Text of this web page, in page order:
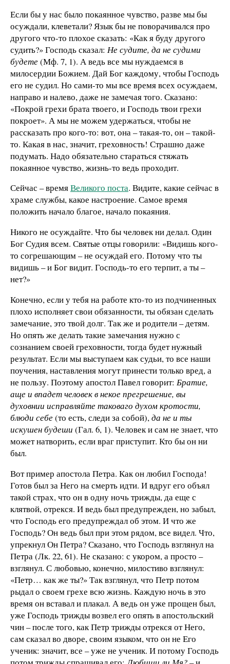
Если бы у нас было покаянное чувство, разве мы бы
осуждали, клеветали? Язык бы не поворачивался про
другого что-то плохое сказать: «Как я буду другого
судить?» Господь сказал: Не судите, да не судими
будете(Мф. 7, 1). А ведь все мы нуждаемся в
милосердии Божием. Дай Бог каждому, чтобы Господь
его не судил. Но сами-то мы все время всех осуждаем,
направо и налево, даже не замечая того. Сказано:
«Покрой грехи брата твоего, и Господь твои грехи
покроет». А мы не можем удержаться, чтобы не
рассказать про кого-то: вот, она – такая-то, он – такой-
то. Какая в нас, значит, греховность! Страшно даже
подумать. Надо обязательно стараться стяжать
покаянное чувство, жизнь-то ведь проходит.
Сейчас – времяВеликого поста. Видите, какие сейчас в
храме службы, какое настроение. Самое время
положить начало благое, начало покаяния.
Никого не осуждайте. Что бы человек ни делал. Один
Бог Судия всем. Святые отцы говорили: «Видишь кого-
то согрешающим – не осуждай его. Потому что ты
видишь – и Бог видит. Господь-то его терпит, а ты –
нет?»
Конечно, если у тебя на работе кто-то из подчиненных
плохо исполняет свои обязанности, ты обязан сделать
замечание, это твой долг. Так же и родители – детям.
Но опять же делать такие замечания нужно с
сознанием своей греховности, тогда будет нужный
результат. Если мы выступаем как судьи, то все наши
поучения, наставления могут принести только вред, а
не пользу. Поэтому апостол Павел говорит: Братие,
аще и впадет человек в некое прегрешение, вы
духовнии исправляйте таковаго духом кротости,
блюди себе(то есть, следи за собой),да не и ты
искушен будеши (Гал. 6, 1). Человек и сам не знает, что
может натворить, если враг приступит. Кто бы он ни
был.
Вот пример апостола Петра. Как он любил Господа!
Готов был за Него на смерть идти. И вдруг его объял
такой страх, что он в одну ночь трижды, да еще с
клятвой, отрекся. И ведь был предупрежден, но забыл,
что Господь его предупреждал об этом. И что же
Господь? Он ведь был при этом рядом, все видел. Что,
упрекнул Он Петра? Сказано, что Господь взглянул на
Петра (Лк. 22, 61). Не сказано: с укором, а просто –
взглянул. С любовью, конечно, милостиво взглянул:
«Петр… как же ты?» Так взглянул, что Петр потом
рыдал о своем грехе всю жизнь. Каждую ночь в это
время он вставал и плакал. А ведь он уже прощен был,
уже Господь трижды возвел его опять в апостольский
чин – после того, как Петр трижды отрекся от Него,
сам сказал во дворе, своим языком, что он не Его
ученик: значит, все – уже не ученик. И потому Господь